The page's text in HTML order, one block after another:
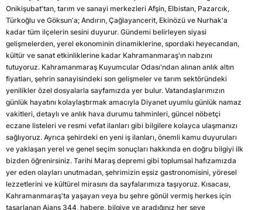
Onikişubat'tan, tarım ve sanayi merkezleri Afşin, Elbistan, Pazarcık,
Türkoğlu ve Göksun'a; Andırın, Çağlayancerit, Ekinözü ve Nurhak'a
kadar tüm ilçelerin sesini duyurur. Gündemi belirleyen siyasi
gelişmelerden, yerel ekonominin dinamiklerine, spordaki heyecandan,
kültür ve sanat etkinliklerine kadar Kahramanmaraş'ın nabzını
tutuyoruz. Kahramanmaraş Kuyumcular Odası'ndan alınan anlık altın
fiyatları, şehrin sanayisindeki son gelişmeler ve tarım sektöründeki
yenilikler özel dosyalarla sayfamızda yer bulur. Vatandaşlarımızın
günlük hayatını kolaylaştırmak amacıyla Diyanet uyumlu günlük namaz
vakitleri, detaylı ve anlık hava durumu tahminleri, güncel nöbetçi
eczane listeleri ve resmi vefat ilanları gibi bilgilere kolayca ulaşmanızı
sağlıyoruz. Ayrıca şehirdeki en yeni iş ilanları, önemli kamu duyuruları
ve yaklaşan yerel ve genel seçim sonuçları hakkında en doğru bilgiyi ilk
bizden öğrenirsiniz. Tarihi Maraş depremi gibi toplumsal hafızamızda
yer eden olayları unutmadan, şehrimizin eşsiz gastronomisini, yöresel
lezzetlerini ve kültürel mirasını da sayfalarımıza taşıyoruz. Kısacası,
Kahramanmaraş'ta yaşayan veya bu şehre gönül vermiş herkes için
tasarlanan Ajans 344, habere, bilgiye ve aradığınız her şeye